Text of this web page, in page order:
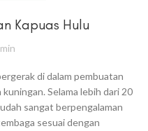
Kapuas Hulu
di dalam pembuatan
Selama lebih dari 20
sangat berpengalaman
sesuai dengan